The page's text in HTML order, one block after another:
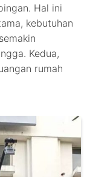
Hal ini
kebutuhan
Kedua,
rumah